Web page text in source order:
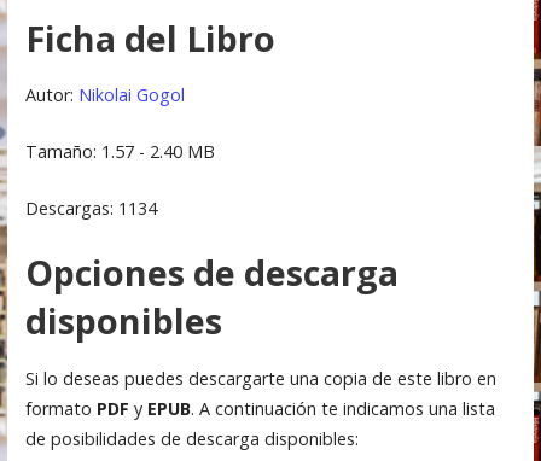
Ficha del Libro
Autor: Nikolai Gogol
Tamaño: 1.57 - 2.40 MB
Descargas: 1134
Opciones de descarga
disponibles
Si lo deseas puedes descargarte una copia de este libro en
formato PDF y EPUB. A continuación te indicamos una lista
de posibilidades de descarga disponibles: